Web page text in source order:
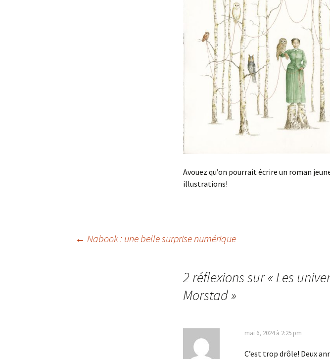
Avouez qu’on pourrait écrire un roman
illustrations!
← Nabook : une belle surprise numérique
2 réflexions sur « Les
Morstad»
mai 6, 2024 à 2:25 pm
C’est trop drôle! Deux